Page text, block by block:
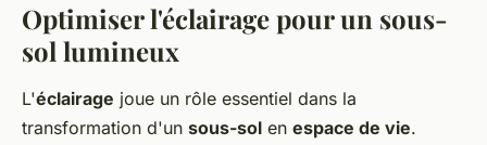
Optimiser l'éclairage pour un sous-
sol lumineux
L'éclairage joue un rôle essentiel dans la
transformation d'un sous-sol en espace de vie.